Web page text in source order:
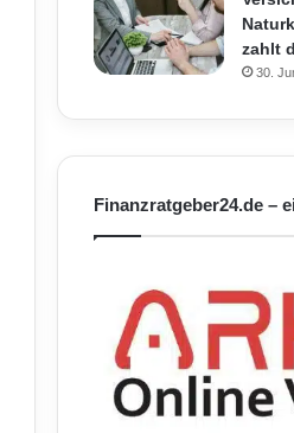
zahlt
30.
Finanzratgeber24.de –